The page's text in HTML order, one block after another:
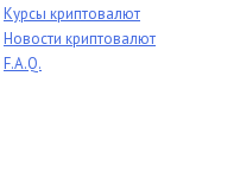
Курсы криптовалют
Новости криптовалют
F.A.Q.